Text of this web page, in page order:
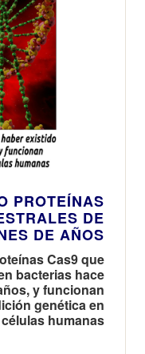
PROTEÍNAS
DE
DE AÑOS
Cas9 que
bacterias hace
y funcionan
genética en
células humanas